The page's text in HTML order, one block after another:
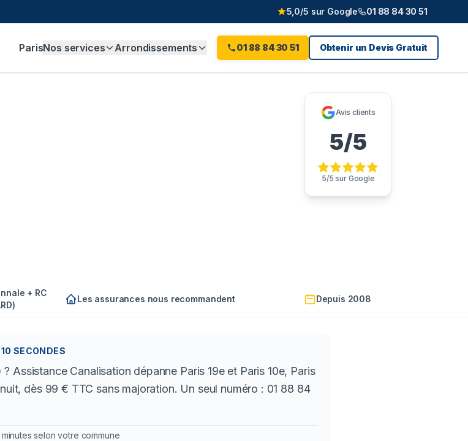
5,0/5 sur Google 01 88 84 30 51
ParisNos services Arrondissements 01 88 84 30 51 Obtenir un Devis Gratuit
Avis clients
5/5
5/5 sur Google
+ RC
Les assurances nous recommandent Depuis 2008
SECONDES
Assistance Canalisation dépanne Paris 19e et Paris 10e, Paris
dès 99 € TTC sans majoration. Un seul numéro : 01 88 84
selon votre commune